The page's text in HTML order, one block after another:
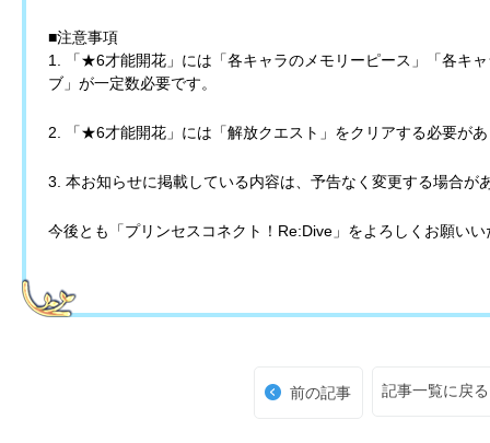
■注意事項
1. 「★6才能開花」には「各キャラのメモリーピース」「各キ
ブ」が一定数必要です。
2. 「★6才能開花」には「解放クエスト」をクリアする必要が
3. 本お知らせに掲載している内容は、予告なく変更する場合が
今後とも「プリンセスコネクト！Re:Dive」をよろしくお願いい
前の記事 記事一覧に戻る